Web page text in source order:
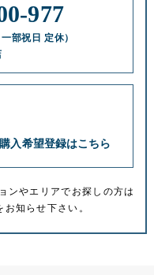
977
一部祝日 定休）
ンやエリアでお探しの方は
知らせ下さい。